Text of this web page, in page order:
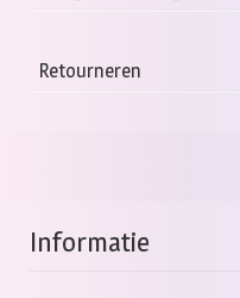
Retourneren
Informatie